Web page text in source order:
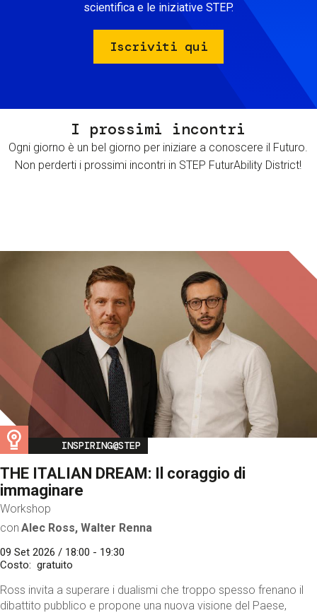
scientifica e le iniziative STEP.
Iscriviti qui
I prossimi incontri
Ogni giorno è un bel giorno per iniziare a conoscere il Futuro.
Non perderti i prossimi incontri in STEP FuturAbility District!
Image
INSPIRING@STEP
THE ITALIAN DREAM: Il coraggio di
immaginare
Workshop
con Alec Ross, Walter Renna
09 Set 2026 / 18:00 - 19:30
Costo
gratuito
Ross invita a superare i dualismi che troppo spesso frenano il
dibattito pubblico e propone una nuova visione del Paese,